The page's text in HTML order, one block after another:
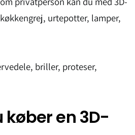
urtepotter, lamper,
briller, proteser,
en 3D-